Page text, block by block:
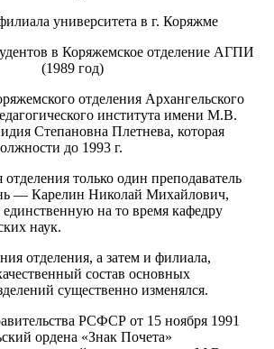
в Коряжемское отделение АГПИ
(1989 год)
отделения Архангельского
института имени М.В.
Степановна Плетнева, которая
до 1993 г.
только один преподаватель
— Карелин Николай Михайлович,
единственную на то время кафедру
наук.
отделения, а затем и филиала,
состав основных
существенно изменялся.
РСФСР от 15 ноября 1991
ордена «Знак Почета»